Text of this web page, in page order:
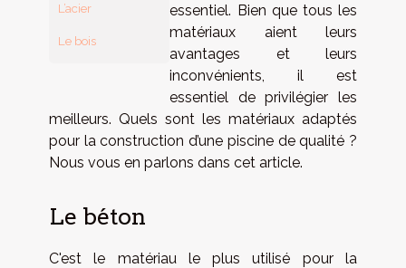
L’acier
Le bois
essentiel. Bien que tous les
matériaux aient leurs
avantages et leurs
inconvénients, il est
essentiel de privilégier les
meilleurs. Quels sont les matériaux adaptés
pour la construction d’une piscine de qualité ?
Nous vous en parlons dans cet article.
Le béton
C'est le matériau le plus utilisé pour la